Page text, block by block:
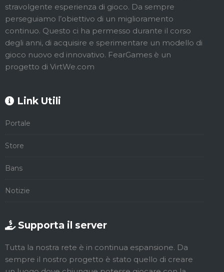
stravolgente esperienza di gioco. Da sempre
perseguiamo l’obiettivo di un miglioramento
continuo. Questo ci ha permesso durante il corso
degli anni, di acquisire e sperimentare un modello di
gioco nuovo ed innovativo. FearGames è un
progetto di VirtWe.com
Link Utili
Portale
Store
Bans
Notizie
Supporta il server
Tutta la nostra rete è in continua espansione. Da
sempre il nostro progetto è stato quello di creare